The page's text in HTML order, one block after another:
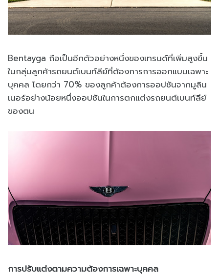
Bentayga ถือเป็นอีกตัวอย่างหนึ่งของเทรนด์ที่เพิ่มสูงขึ้น
ในกลุ่มลูกค้ารถยนต์เบนท์ลีย์ที่ต้องการการออกแบบเฉพาะ
บุคคล โดยกว่า 70% ของลูกค้าต้องการออปชันจากมูลิน
เนอร์อย่างน้อยหนึ่งออปชันในการตกแต่งรถยนต์เบนท์ลีย์
ของตน
การปรับแต่งตามความต้องการเฉพาะบุคคล